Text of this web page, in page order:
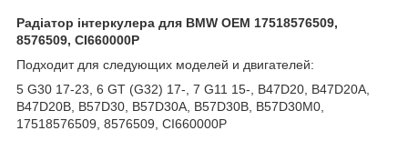
Радіатор інтеркулера для BMW OEM 17518576509,
8576509, CI660000P
Подходит для следующих моделей и двигателей:
5 G30 17-23, 6 GT (G32) 17-, 7 G11 15-, B47D20, B47D20A,
B47D20B, B57D30, B57D30A, B57D30B, B57D30M0,
17518576509, 8576509, CI660000P